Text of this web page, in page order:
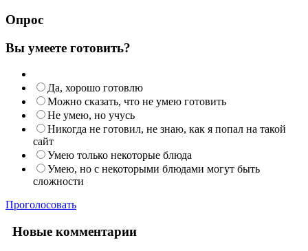
Опрос
Вы умеете готовить?
Да, хорошо готовлю
Можно сказать, что не умею готовить
Не умею, но учусь
Никогда не готовил, не знаю, как я попал на такой
сайт
Умею только некоторые блюда
Умею, но с некоторыми блюдами могут быть
сложности
Проголосовать
Новые комментарии